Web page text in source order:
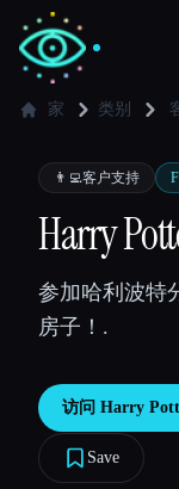
✍️写作者
💻 开发者
🎓 学生
博客
家 类别
👨‍💻客户支持
Harry
参加哈利波特
房子！.
访问 Harry
Save